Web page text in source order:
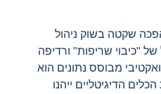
שקטה בשוק ניהול
"כיבוי שריפות" ורדיפה
מבוסס נתונים הוא
הדיגיטליים ייהנו